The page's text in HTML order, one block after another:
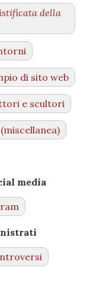
della
di sito web
e scultori
media